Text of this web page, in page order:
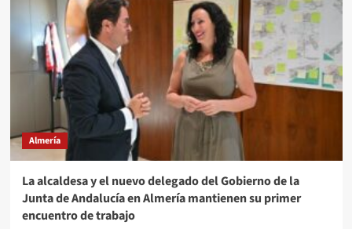
Almería
La alcaldesa y el nuevo delegado del Gobierno de la
Junta de Andalucía en Almería mantienen su primer
encuentro de trabajo